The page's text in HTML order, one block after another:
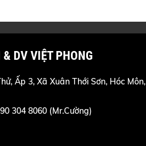
DV VIỆT PHONG
Ấp 3, Xã Xuân Thới Sơn, Hóc Môn,
304 8060 (Mr.Cường)